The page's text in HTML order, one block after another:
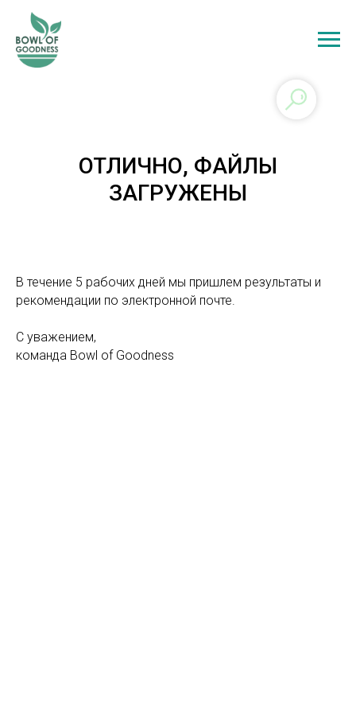
ОТЛИЧНО, ФАЙЛЫ
ЗАГРУЖЕНЫ
В течение 5 рабочих дней мы пришлем результаты и
рекомендации по электронной почте.
С уважением,
команда Bowl of Goodness